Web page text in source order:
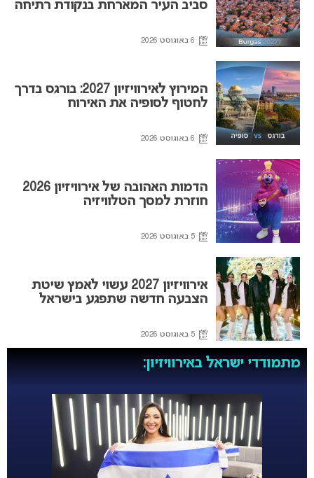
סביב העיר המארחת בנקודת רתיחה
6 באוגוסט 2026
המירוץ לאירוויזיון 2027: בורגס בדרך
לחטוף לסופיה את האירוח
6 באוגוסט 2026
הדמות האהובה של אירוויזיון 2026
חוזרת למסך הטלוויזיה
5 באוגוסט 2026
אירוויזיון 2027 עשוי לאמץ שיטת
הצבעה חדשה שתפגע בישראל
5 באוגוסט 2026
מתמודדי ישראל באירוויזיון: